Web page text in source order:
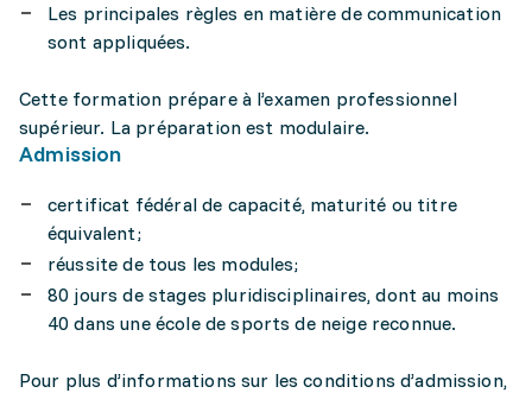
Les principales règles en matière de communication
sont appliquées.
Cette formation prépare à l’examen professionnel
supérieur. La préparation est modulaire.
Admission
certificat fédéral de capacité, maturité ou titre
équivalent;
réussite de tous les modules;
80 jours de stages pluridisciplinaires, dont au moins
40 dans une école de sports de neige reconnue.
Pour plus d’informations sur les conditions d’admission,